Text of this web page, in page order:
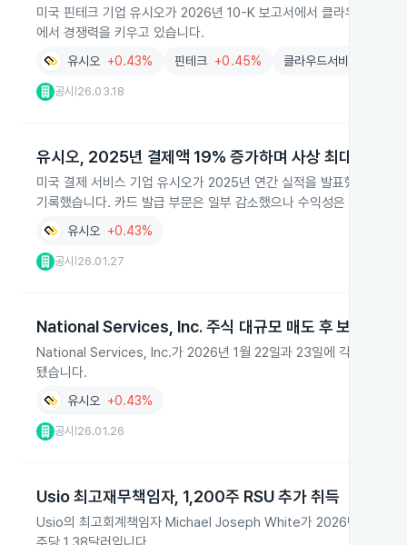
미국 핀테크 기업 유시오가 2026년 10-K 보고서에서 클라우드 기반
에서 경쟁력을 키우고 있습니다.
유시오 +0.43% 핀테크 +0.45% 클라우드서비스
공시 26.03.18
유시오, 2025년 결제액 19% 증가하며 사상 최대 실적
미국 결제 서비스 기업 유시오가 2025년 연간 실적을 발표했습니
기록했습니다. 카드 발급 부문은 일부 감소했으나 수익성은 개선됐습
유시오 +0.43%
공시 26.01.27
National Services, Inc. 주식 대규모 매도 후 보유량 감
National Services, Inc.가 2026년 1월 22일과 23일에 각각 7,484
됐습니다.
유시오 +0.43%
공시 26.01.26
Usio 최고재무책임자, 1,200주 RSU 추가 취득
Usio의 최고회계책임자 Michael Joseph White가 2026년 1월 9일